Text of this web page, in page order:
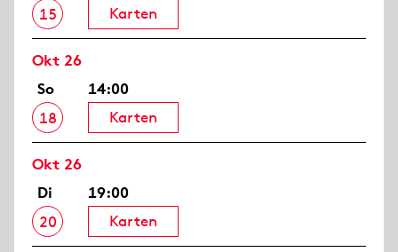
15
Karten
Okt 26
So
18
14:00
Karten
Okt 26
Di
20
19:00
Karten